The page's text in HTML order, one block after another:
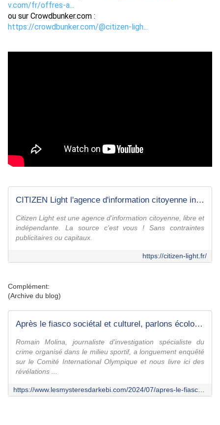
v.com/fr/offres-a...
https://crowdbunker.com/@citizen-ligh...
CITIZEN Light l'agence d'information citoyenne indépendante
Citizen Light est une agence d'information citoyenne, libre et
indépendante. La source c'est vous ! Sans contraintes
publicitaires ou capitaux.
https://citizen-light.fr/
Complément:
(Archive du blog)
Après le fiasco sociétal et culturel, parlons écologie et finances (Partie 1); enquête sur le Côté Obscur des JO de Paris | Idriss Aberkane reçoit Romain Molina - Le Fil d'Arkébi
Romain Molina, journaliste d'investigation spécialiste du
crime organisé dans le milieu sportif, a longuement enquêté
sur le Comité International Olympique et nous livre ici des
révélations ...